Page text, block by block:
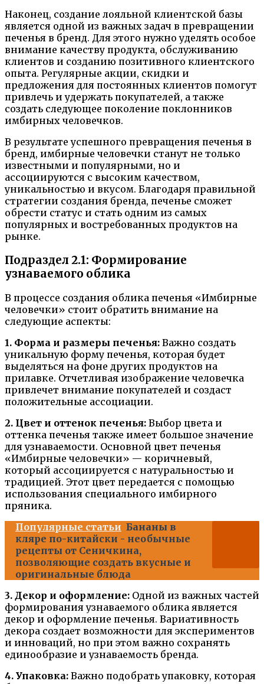
Наконец, создание лояльной клиентской базы
является одной из важных задач в превращении
печенья в бренд. Для этого нужно уделять особое
внимание качеству продукта, обслуживанию
клиентов и созданию позитивного клиентского
опыта. Регулярные акции, скидки и
предложения для постоянных клиентов помогут
привлечь и удержать покупателей, а также
создать следующее поколение поклонников
имбирных человечков.
В результате успешного превращения печенья в
бренд, имбирные человечки станут не только
известными и популярными, но и
ассоциируются с высоким качеством,
уникальностью и вкусом. Благодаря правильной
стратегии создания бренда, печенье сможет
обрести статус и стать одним из самых
популярных и востребованных продуктов на
рынке.
Подраздел 2.1: Формирование
узнаваемого облика
В процессе создания облика печенья «Имбирные
человечки» стоит обратить внимание на
следующие аспекты:
1. Форма и размеры печенья: Важно создать
уникальную форму печенья, которая будет
выделяться на фоне других продуктов на
прилавке. Отчетливая изображение человечка
привлечет внимание покупателей и создаст
положительные ассоциации.
2. Цвет и оттенок печенья: Выбор цвета и
оттенка печенья также имеет большое значение
для узнаваемости. Основной цвет печенья
«Имбирные человечки» — коричневый,
который ассоциируется с натуральностью и
традицией. Этот цвет передается с помощью
использования специального имбирного
пряника.
Популярные статьи Бананы в
кляре по-китайски - необычные
рецепты от Сеничкина,
позволяющие создать вкусные и
оригинальные блюда
3. Декор и оформление: Одной из важных частей
формирования узнаваемого облика является
декор и оформление печенья. Вариативность
декора создает возможности для экспериментов
и инноваций, но при этом важно сохранять
единообразие и узнаваемость бренда.
4. Упаковка: Важно подобрать упаковку, которая